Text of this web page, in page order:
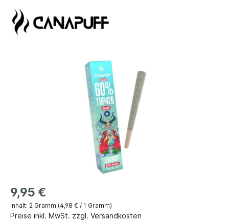
9,95 €
Inhalt: 2 Gramm (4,98 € / 1 Gramm)
Preise inkl. MwSt. zzgl. Versandkosten